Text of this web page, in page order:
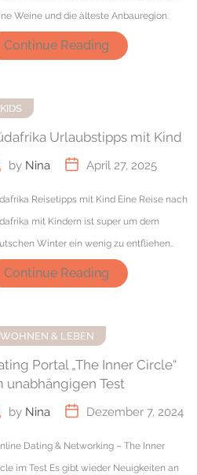
Weine und die älteste Anbauregion.
Continue Reading
KIDS
Urlaubstipps mit Kind
by Nina April 27, 2025
Reisetipps mit Kind Eine Reise nach
mit Kindern ist super um dem
Winter ein wenig zu entfliehen..
Continue Reading
WOHNEN & LEBEN
Portal „The Inner Circle“
unabhängigen Test
by Nina Dezember 7, 2024
Dating & Networking – The Inner
im Test Es gibt wieder Neuigkeiten an